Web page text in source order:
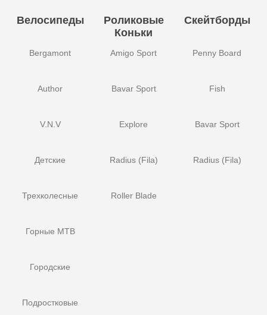
Велосипеды
Bergamont
Author
V.N.V
Детские
Трехколесные
Горные MTB
Городские
Подростковые
Роликовые
Коньки
Amigo Sport
Bavar Sport
Explore
Radius (Fila)
Roller Blade
Скейтборды
Penny Board
Fish
Bavar Sport
Radius (Fila)